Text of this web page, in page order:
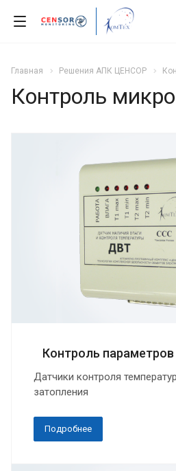
Главная Решения АПК ЦЕНСОР
Контроль
Контроль
Датчики контроля
затопления
Подробнее